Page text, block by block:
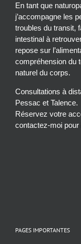
En tant que
j’accompagne les
troubles du transit,
intestinal à
repose sur
compréhension du
naturel du corps.
Consultations à
Pessac et Talence.
Réservez votre
contactez-moi pour
PAGES IMPORTANTES